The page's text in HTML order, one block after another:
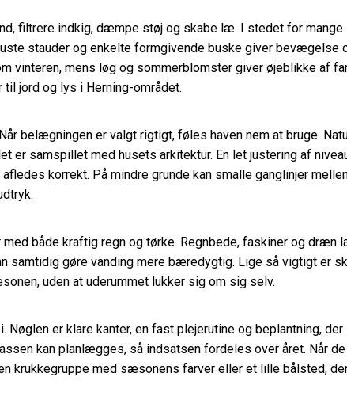
filtrere indkig, dæmpe støj og skabe læ. I stedet for
stauder og enkelte formgivende buske giver bevægelse
vinteren, mens løg og sommerblomster giver øjeblikke af
jord og lys i Herning-området.
belægningen er valgt rigtigt, føles haven nem at bruge.
er samspillet med husets arkitektur. En let justering af
korrekt. På mindre grunde kan smalle ganglinjer
både kraftig regn og tørke. Regnbede, faskiner og
samtidig gøre vanding mere bæredygtig. Lige så vigtigt er
uden at uderummet lukker sig om sig selv.
Nøglen er klare kanter, en fast plejerutine og beplantning,
kan planlægges, så indsatsen fordeles over året. Når
krukkegruppe med sæsonens farver eller et lille bålsted,